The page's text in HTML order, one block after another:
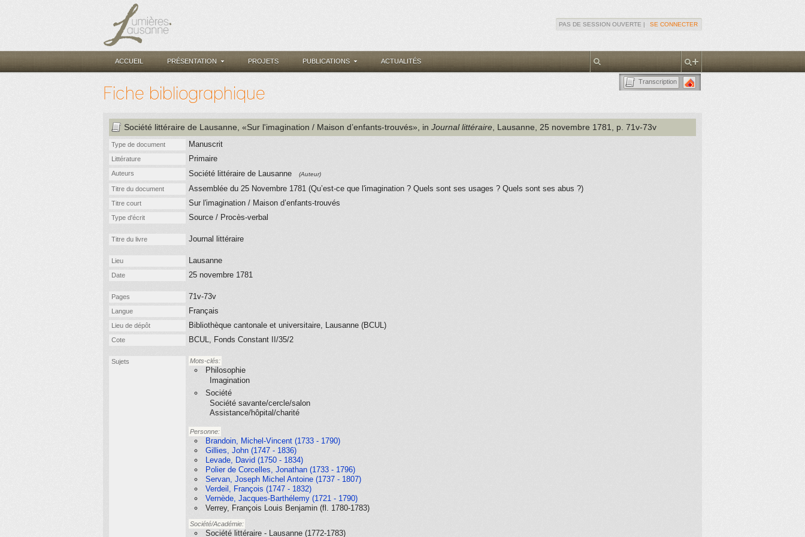
PAS DE SESSION OUVERTE | SE CONNECTER
ACCUEIL PRÉSENTATION PROJETS PUBLICATIONS ACTUALITÉS
Transcription
Fiche bibliographique
Société littéraire de Lausanne , «Sur l'imagination / Maison d’enfants-trouvés», in Journal littéraire , Lausanne , 25 novembre 1781 , p. 71v-73v
Type de document Manuscrit
Littérature Primaire
Auteurs Société littéraire de Lausanne (Auteur)
Titre du document Assemblée du 25 Novembre 1781 (Qu’est-ce que l'imagination ? Quels sont ses usages ? Quels sont ses abus ?)
Titre court Sur l'imagination / Maison d’enfants-trouvés
Type d'écrit Source / Procès-verbal
Titre du livre Journal littéraire
Lieu Lausanne
Date 25 novembre 1781
Pages 71v-73v
Langue Français
Lieu de dépôt Bibliothèque cantonale et universitaire, Lausanne (BCUL)
Cote BCUL, Fonds Constant II/35/2
Sujets Mots-clés:
Philosophie
Imagination
Société
Société savante/cercle/salon
Assistance/hôpital/charité
Personne:
Brandoin, Michel-Vincent (1733 - 1790)
Gillies, John (1747 - 1836)
Levade, David (1750 - 1834)
Polier de Corcelles, Jonathan (1733 - 1796)
Servan, Joseph Michel Antoine (1737 - 1807)
Verdeil, François (1747 - 1832)
Vernède, Jacques-Barthélemy (1721 - 1790)
Verrey, François Louis Benjamin (fl. 1780-1783)
Société/Académie:
Société littéraire - Lausanne (1772-1783)